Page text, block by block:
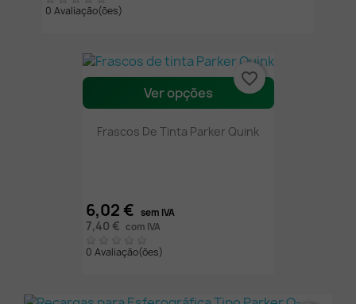
0 Avaliação(ões)
Ver opções
Frascos De Tinta Parker Quink
6,02 € sem IVA
7,40 € com IVA
0 Avaliação(ões)
favorite_border